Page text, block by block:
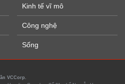
Kinh tế vĩ mô
Công nghệ
Sống
VCCorp.